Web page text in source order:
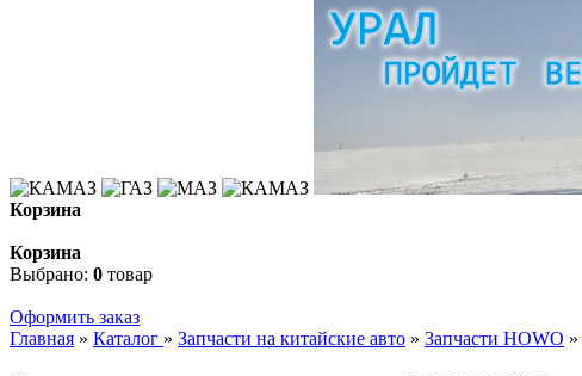
Корзина
Корзина
Выбрано: 0 товар
Оформить заказ
Главная » Каталог » Запчасти на китайские авто » Запчасти HOWO »